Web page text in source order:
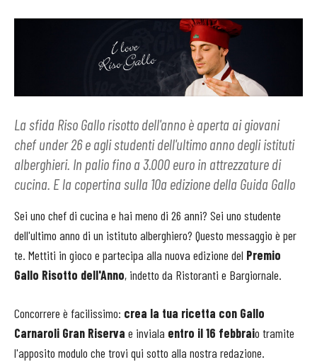
La sfida Riso Gallo risotto dell'anno è aperta ai giovani
chef under 26 e agli studenti dell'ultimo anno degli istituti
alberghieri. In palio fino a 3.000 euro in attrezzature di
cucina. E la copertina sulla 10a edizione della Guida Gallo
Sei uno chef di cucina e hai meno di 26 anni? Sei uno studente
dell'ultimo anno di un istituto alberghiero? Questo messaggio è per
te. Mettiti in gioco e partecipa alla nuova edizione del Premio
Gallo Risotto dell'Anno, indetto da Ristoranti e Bargiornale.
Concorrere è facilissimo: crea la tua ricetta con Gallo
Carnaroli Gran Riserva e inviala entro il 16 febbraio tramite
l'apposito modulo che trovi qui sotto alla nostra redazione.